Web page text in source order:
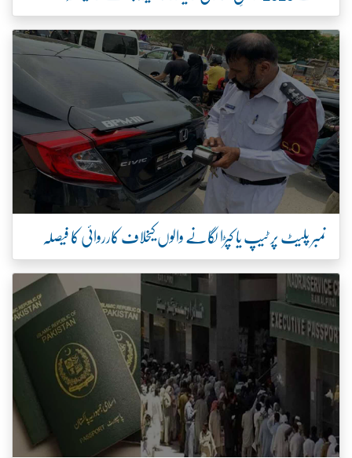
نمبر پلیٹ پر ٹیپ یا کپڑا لگانے والوں کیخلاف کارروائی کا فیصلہ